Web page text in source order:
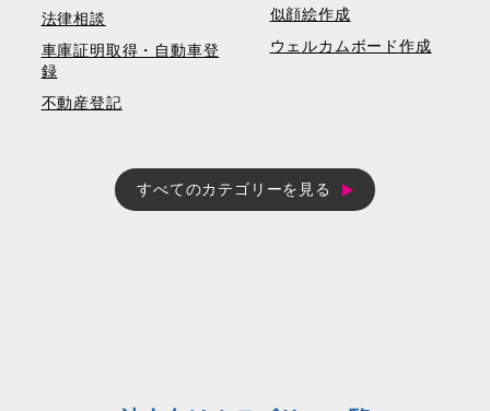
法律相談
車庫証明取得・自動車登
録
不動産登記
似顔絵作成
ウェルカムボード作成
すべてのカテゴリーを見る